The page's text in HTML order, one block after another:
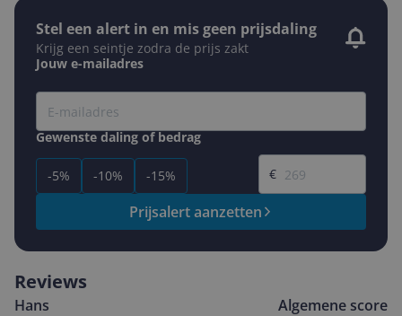
Stel een alert in en mis geen prijsdaling
Krijg een seintje zodra de prijs zakt
Jouw e-mailadres
Gewenste daling of bedrag
-5% -10% -15%
Gewenste prijs
€
Prijsalert aanzetten
Reviews
Hans
Algemene score